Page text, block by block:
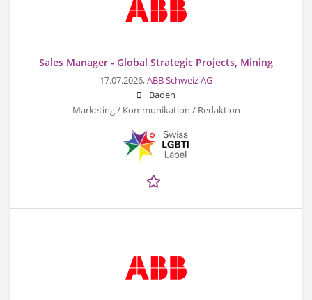
Sales Manager - Global Strategic Projects, Mining
17.07.2026,ABB Schweiz AG
Baden
Marketing / Kommunikation / Redaktion